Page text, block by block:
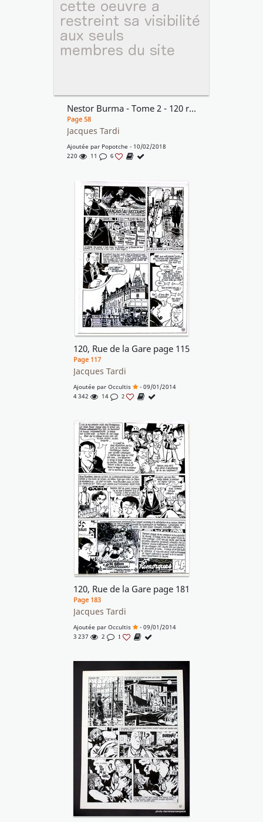
Nestor Burma - Tome 2 - 120 rue de la gare
Page 58
Jacques Tardi
Ajoutée par Popotche - 10/02/2018
220
11 6
120, Rue de la Gare page 115
Page 117
Jacques Tardi
Ajoutée par Occultis
- 09/01/2014
4 342
14 2
120, Rue de la Gare page 181
Page 183
Jacques Tardi
Ajoutée par Occultis
- 09/01/2014
3 237
2 1